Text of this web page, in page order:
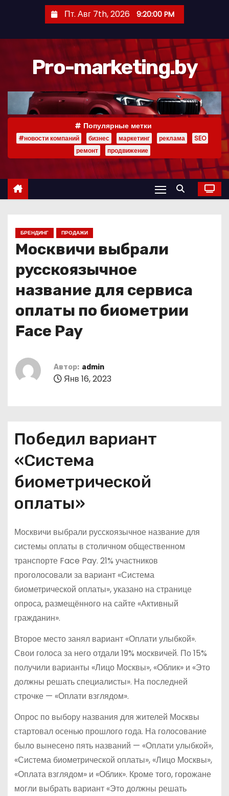
р
Пт. Авг 7th, 2026 9:20:00 PM
Pro-marketing.by
Популярные метки
#новости компаний бизнес маркетинг реклама
SEO
ремонт
продвижение
БРЕНДИНГ ПРОДАЖИ
Москвичи выбрали
русскоязычное
название для сервиса
оплаты по биометрии
Face Pay
Автор: admin
Янв 16, 2023
Победил вариант
«Система
биометрической
оплаты»
Москвичи выбрали русскоязычное название для
системы оплаты в столичном общественном
транспорте Face Pay. 21% участников
проголосовали за вариант «Система
биометрической оплаты», указано на странице
опроса, размещённого на сайте «Активный
гражданин».
Второе место занял вариант «Оплати улыбкой».
Свои голоса за него отдали 19% москвичей. По 15%
получили варианты «Лицо Москвы», «Облик» и «Это
должны решать специалисты». На последней
строчке — «Оплати взглядом».
Опрос по выбору названия для жителей Москвы
стартовал осенью прошлого года. На голосование
было вынесено пять названий — «Оплати улыбкой»,
«Система биометрической оплаты», «Лицо Москвы»,
«Оплата взглядом» и «Облик». Кроме того, горожане
могли выбрать вариант «Это должны решать